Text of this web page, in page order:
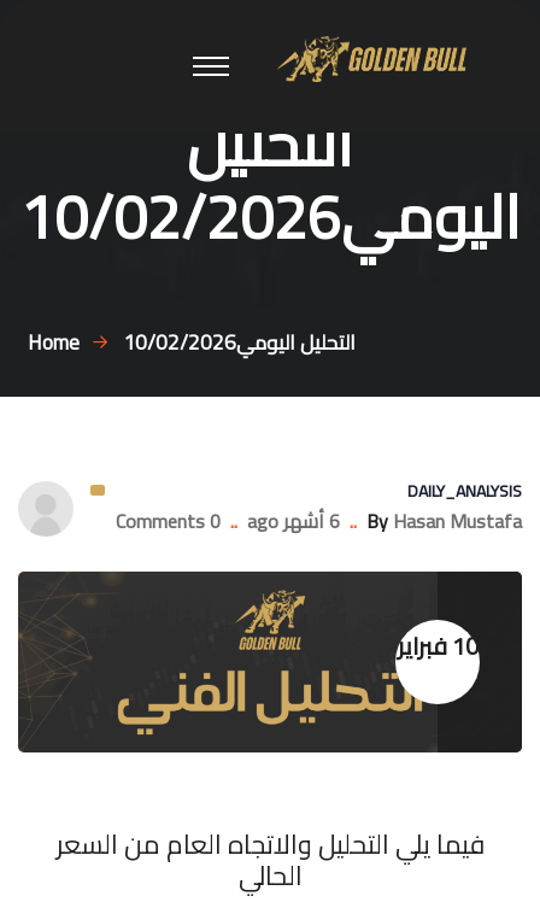
التحليل
اليومي10/02/2026
Home التحليل اليومي10/02/2026
DAILY_ANALYSIS
ByHasan Mustafa
.. 6 أشهر ago ..
0 Comments
10 فبراير
فيما يلي التحليل والاتجاه العام من السعر
الحالي